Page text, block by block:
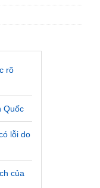
rõ
Quốc
lỗi do
của